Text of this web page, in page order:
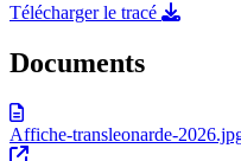
Télécharger le tracé
Documents
Affiche-transleonarde-